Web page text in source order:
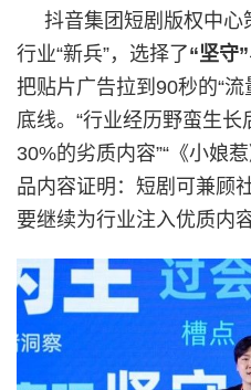
抖音集团短剧版权中心
行业“新兵”，选择了“坚守”
把贴片广告拉到90秒的“
底线。“行业经历野蛮生
30%的劣质内容”“《小娘
品内容证明：短剧可兼顾
要继续为行业注入优质内